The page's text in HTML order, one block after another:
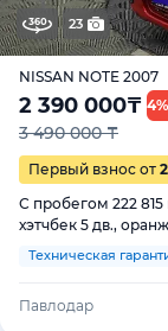
23
NISSAN NOTE 2007
2 390 000₸ 4%
3 490 000 ₸
Первый взнос от
С пробегом 222 815
хэтчбек 5 дв.,
Техническая
Павлодар